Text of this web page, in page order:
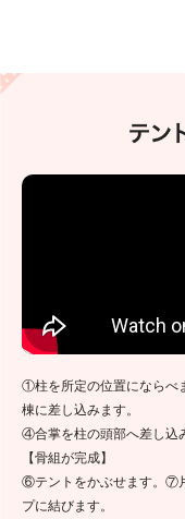
①柱を所定の位置にならべ
棟に差し込みます。
④合掌を柱の頭部へ差し込
【骨組が完成】
⑥テントをかぶせます。⑦
プに結びます。